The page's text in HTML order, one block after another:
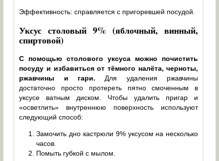
Эффективность: справляется с пригоревшей посудой.
Уксус столовый 9% (яблочный, винный,
спиртовой)
С помощью столового уксуса можно почистить
посуду и избавиться от тёмного налёта, черноты,
ржавчины и гари. Для удаления ржавчины
достаточно просто протереть пятно смоченным в
уксусе ватным диском. Чтобы удалить пригар и
«осветлить» внутреннюю поверхность используют
следующий способ:
Замочить дно кастрюли 9% уксусом на несколько
часов.
Помыть губкой с мылом.